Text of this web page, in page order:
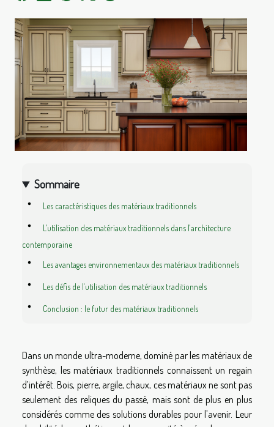
Sommaire
Les caractéristiques des matériaux traditionnels
L'utilisation des matériaux traditionnels dans l'architecture
contemporaine
Les avantages environnementaux des matériaux traditionnels
Les défis de l'utilisation des matériaux traditionnels
Conclusion : le futur des matériaux traditionnels
Dans un monde ultra-moderne, dominé par les matériaux de
synthèse, les matériaux traditionnels connaissent un regain
d’intérêt. Bois, pierre, argile, chaux, ces matériaux ne sont pas
seulement des reliques du passé, mais sont de plus en plus
considérés comme des solutions durables pour l'avenir. Leur